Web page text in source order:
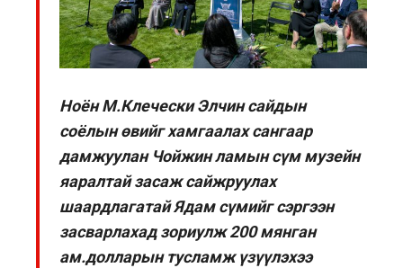
Ноён М.Клечески Элчин сайдын
соёлын өвийг хамгаалах сангаар
дамжуулан Чойжин ламын сүм музейн
яаралтай засаж сайжруулах
шаардлагатай Ядам сүмийг сэргээн
засварлахад зориулж 200 мянган
ам.долларын тусламж үзүүлэхээ